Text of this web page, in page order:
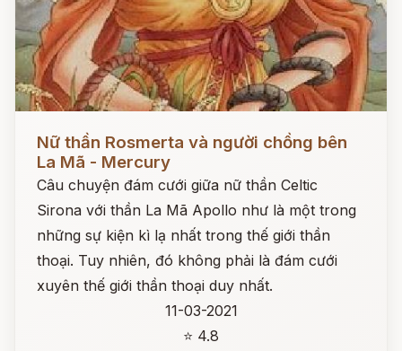
Nữ thần Rosmerta và người chồng bên
La Mã - Mercury
Câu chuyện đám cưới giữa nữ thần Celtic
Sirona với thần La Mã Apollo như là một trong
những sự kiện kì lạ nhất trong thế giới thần
thoại. Tuy nhiên, đó không phải là đám cưới
xuyên thế giới thần thoại duy nhất.
11-03-2021
⭐ 4.8